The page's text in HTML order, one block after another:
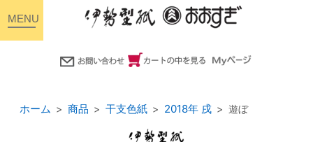
ホーム 商品 干支色紙 2018年 戌 遊ぼ
toggle
navigation